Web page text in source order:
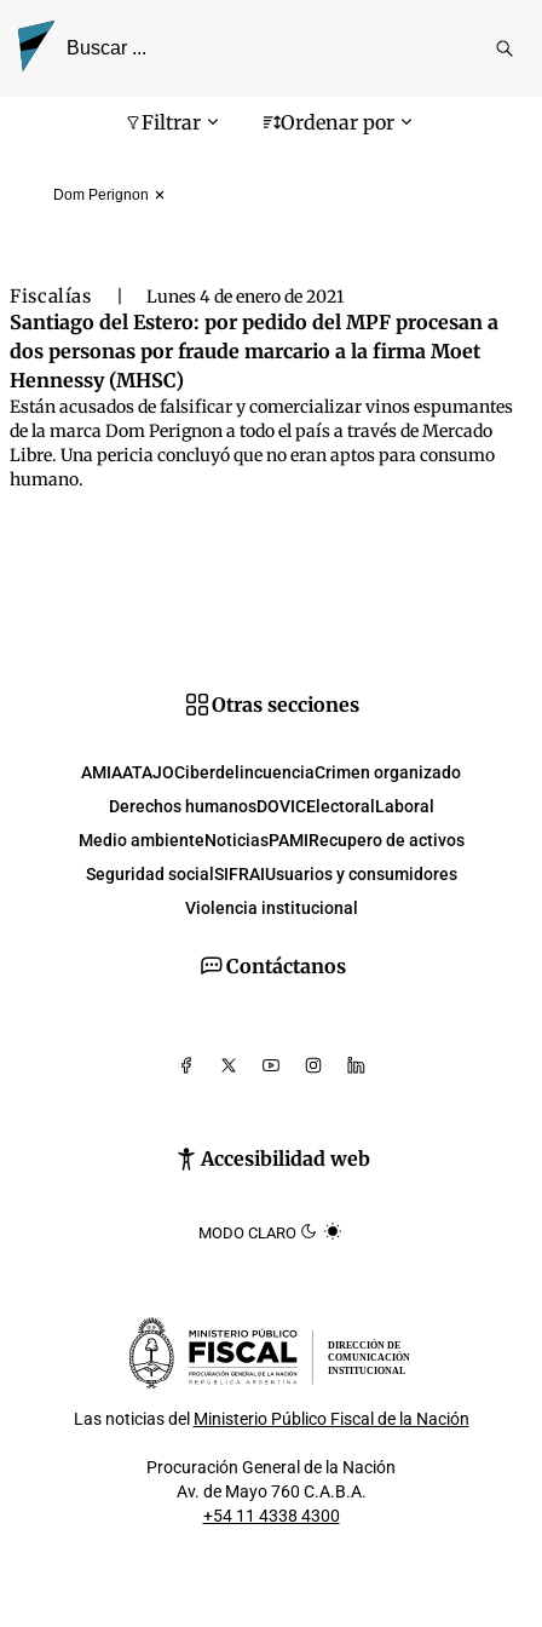
Filtrar Ordenar por
Dom Perignon
Pantalla de búsqueda
Fiscalías Lunes 4 de enero de 2021
Santiago del Estero: por pedido del MPF procesan a
dos personas por fraude marcario a la firma Moet
Hennessy (MHSC)
Están acusados de falsificar y comercializar vinos espumantes
de la marca Dom Perignon a todo el país a través de Mercado
Libre. Una pericia concluyó que no eran aptos para consumo
humano.
Contáctanos
Accesibilidad web
MODO CLARO
Otras secciones
AMIAATAJOCiberdelincuenciaCrimen organizado
Derechos humanosDOVICElectoral Laboral
Medio ambienteNoticiasPAMIRecupero de activos
Seguridad social SIFRAIUsuarios y consumidores
Violencia institucional
DIRECCIÓN DE
COMUNICACIÓN
INSTITUCIONAL
Las noticias del Ministerio Público Fiscal de la Nación
Procuración General de la Nación
Av. de Mayo 760 C.A.B.A.
+54 11 4338 4300